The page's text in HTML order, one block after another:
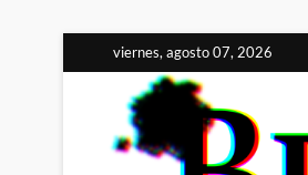
al
contenido
viernes, agosto 07, 2026